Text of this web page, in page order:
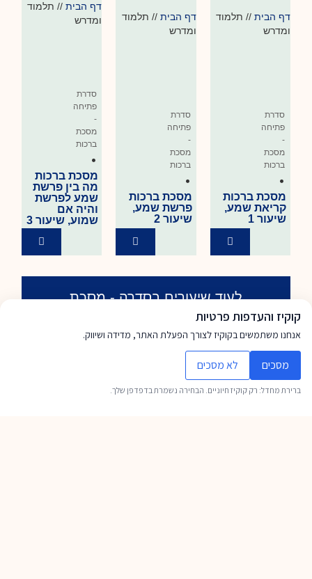
דף הבית // תלמוד
ומדרש
סדרת
פתיחה
-
מסכת
ברכות
•
מסכת ברכות
קריאת שמע,
שיעור 1
דף הבית // תלמוד
ומדרש
סדרת
פתיחה
-
מסכת
ברכות
•
מסכת ברכות
פרשת שמע,
שיעור 2
דף הבית// תלמוד
ומדרש
סדרת
פתיחה
-
מסכת
ברכות
•
מסכת ברכות
מה בין פרשת
שמע לפרשת
והיה אם
שמוע, שיעור 3
לעוד שיעורים בסדרה - מסכת
קוקיז והעדפות פרטיות
אנחנו משתמשים בקוקיז לצורך הפעלת האתר, מדידה ושיווק.
מסכים לא מסכים
ברירת מחדל: רק קוקיז חיוניים. הבחירה נשמרת בדפדפן שלך.